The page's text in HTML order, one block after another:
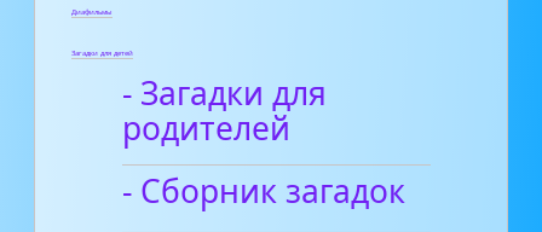
Диафильмы
Загадки для детей
- Загадки для
родителей
- Сборник загадок